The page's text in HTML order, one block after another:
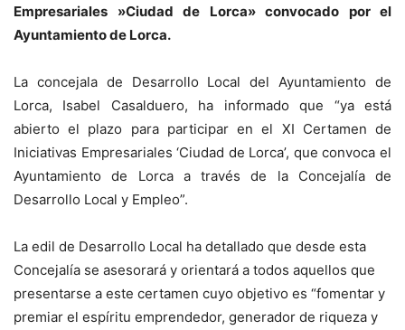
Empresariales »Ciudad de Lorca» convocado por el
Ayuntamiento de Lorca.
La concejala de Desarrollo Local del Ayuntamiento de
Lorca, Isabel Casalduero, ha informado que “ya está
abierto el plazo para participar en el XI Certamen de
Iniciativas Empresariales ‘Ciudad de Lorca’, que convoca el
Ayuntamiento de Lorca a través de la Concejalía de
Desarrollo Local y Empleo”.
La edil de Desarrollo Local ha detallado que desde esta
Concejalía se asesorará y orientará a todos aquellos que
presentarse a este certamen cuyo objetivo es “fomentar y
premiar el espíritu emprendedor, generador de riqueza y